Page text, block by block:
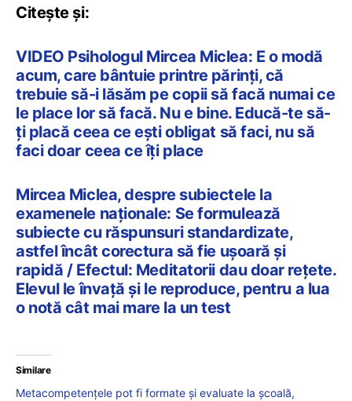
Citește și:
VIDEO Psihologul Mircea Miclea: E o modă
acum, care bântuie printre părinți, că
trebuie să-i lăsăm pe copii să facă numai ce
le place lor să facă. Nu e bine. Educă-te să-
ți placă ceea ce ești obligat să faci, nu să
faci doar ceea ce îți place
Mircea Miclea, despre subiectele la
examenele naționale: Se formulează
subiecte cu răspunsuri standardizate,
astfel încât corectura să fie ușoară și
rapidă / Efectul: Meditatorii dau doar rețete.
Elevul le învață și le reproduce, pentru a lua
o notă cât mai mare la un test
Similare
Metacompetențele pot fi formate și evaluate la școală,